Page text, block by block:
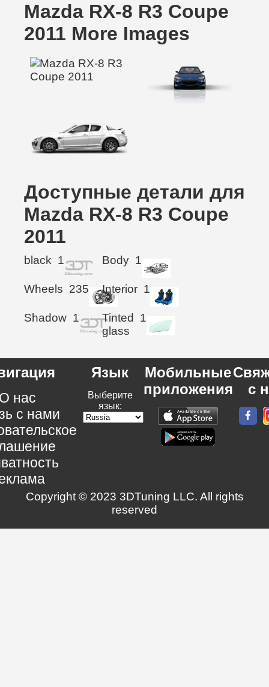
Mazda RX-8 R3 Coupe
2011 More Images
Доступные детали для
Mazda RX-8 R3 Coupe
2011
black 1 Body 1
Wheels 235 Interior 1
Shadow 1
Tinted
glass
1
нас
с нами
Язык
Выберите
язык:
Мобильные
приложения
с
Copyright © 2023 3DTuning LLC. All rights
reserved